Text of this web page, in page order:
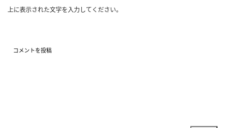
上に表示された文字を入力してください。